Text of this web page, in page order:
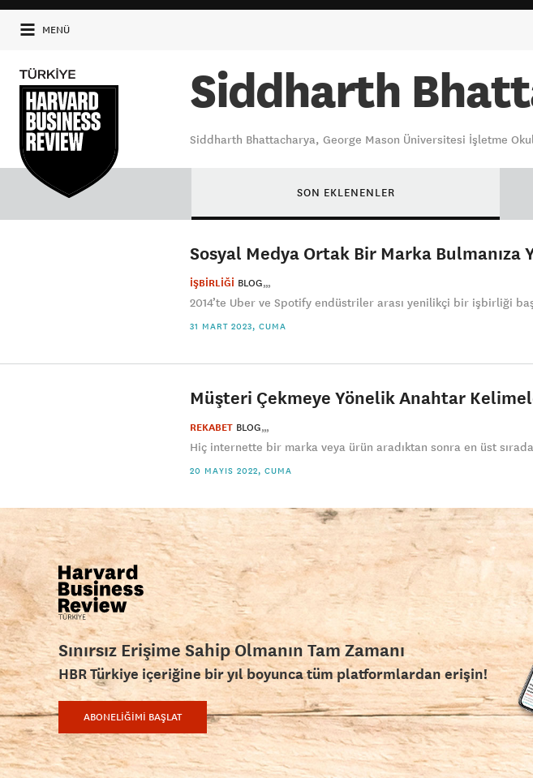
MENÜ
Siddharth
Siddharth Bhattacharya, George Mason Üniversitesi İşletme
SON EKLENENLER
Sosyal Medya Ortak Bir Marka Bulmanıza
İŞBİRLİĞİ BLOG
2014’te Uber ve Spotify endüstriler arası yenilikçi bir işbirliği
31 MART 2023, CUMA
Müşteri Çekmeye Yönelik Anahtar
REKABET BLOG
Hiç internette bir marka veya ürün aradıktan sonra en üst
20 MAYIS 2022, CUMA
Sınırsız Erişime Sahip Olmanın Tam Zamanı
HBR Türkiye içeriğine bir yıl boyunca tüm platformlardan erişin!
ABONELİĞİMİ BAŞLAT